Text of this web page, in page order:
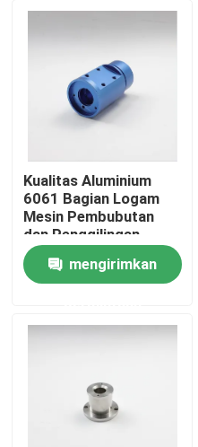
Tampilan VR
Wisata pabrik
Kontrol kualitas
Quote request suatu
Suku Cadang CNC Khusus
Kualitas Aluminium
6061 Bagian Logam
Mesin Pembubutan
dan Penggilingan
mengirimkan